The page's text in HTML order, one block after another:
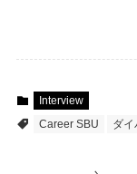
Interview
Career SBU
ダイ